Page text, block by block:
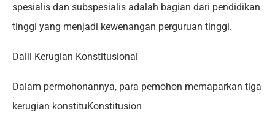
spesialis dan subspesialis adalah bagian dari pendidikan
tinggi yang menjadi kewenangan perguruan tinggi.
Dalil Kerugian Konstitusional
Dalam permohonannya, para pemohon memaparkan tiga
kerugian konstituKonstitusion